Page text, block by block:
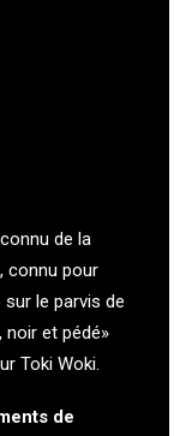
de la
connu pour
le parvis de
noir et pédé»
Toki Woki.
de